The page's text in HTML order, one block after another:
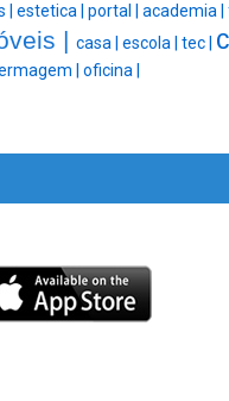
estetica | portal | academia |
| casa | escola | tec |
| oficina |